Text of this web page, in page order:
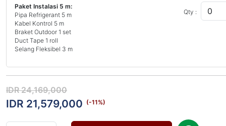
Paket Instalasi 5 m:
Pipa Refrigerant 5 m
Kabel Kontrol 5 m
Braket Outdoor 1 set
Duct Tape 1 roll
Selang Fleksibel 3 m
Qty :
IDR 24,169,000
IDR 21,579,000 (-11%)